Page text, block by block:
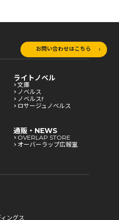
お問い合わせはこちら
ライトノベル
文庫
ノベルス
ノベルスf
ロサージュノベルス
通販・NEWS
OVERLAP STORE
オーバーラップ広報室
ングス